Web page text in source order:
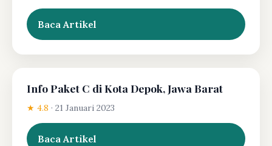
Baca Artikel
Info Paket C di Kota Depok, Jawa Barat
★ 4.8 · 21 Januari 2023
Baca Artikel